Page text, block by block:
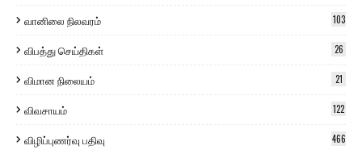
வானிலை நிலவரம் 103
விபத்து செய்திகள் 26
விமான நிலையம் 21
விவசாயம் 122
விழிப்புணர்வு பதிவு 466